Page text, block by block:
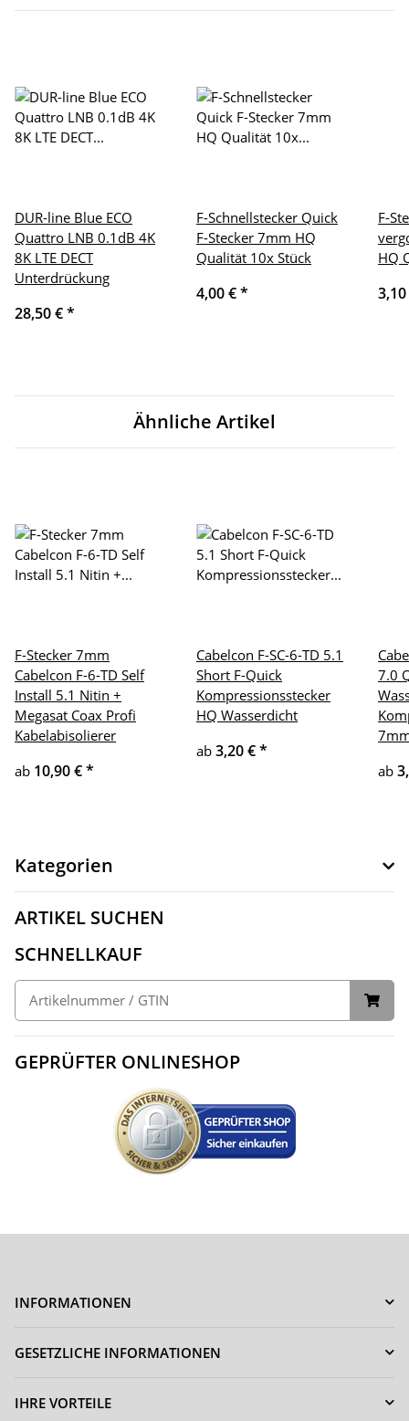
DUR-line Blue ECO
Quattro LNB 0.1dB 4K
8K LTE DECT
Unterdrückung
28,50 €*
F-Schnellstecker Quick
F-Stecker 7mm HQ
Qualität 10x Stück
4,00 €*
F-
HQ
Ähnliche Artikel
F-Stecker 7mm
Cabelcon F-6-TD Self
Install 5.1 Nitin +
Megasat Coax Profi
Kabelabisolierer
ab 10,90 €*
Cabelcon F-SC-6-TD 5.1
Short F-Quick
Kompressionsstecker
HQ Wasserdicht
ab 3,20 €*
7.0
ab
Kategorien
ARTIKEL SUCHEN
SCHNELLKAUF
GEPRÜFTER ONLINESHOP
INFORMATIONEN
GESETZLICHE INFORMATIONEN
IHRE VORTEILE